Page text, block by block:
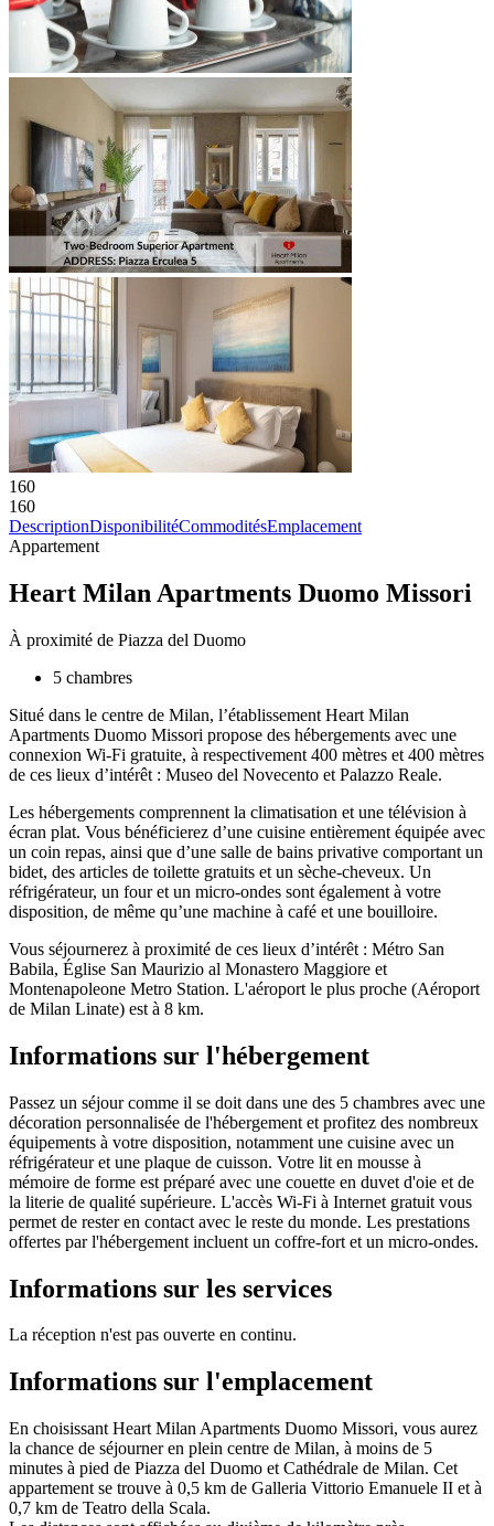
160
160
DescriptionDisponibilitéCommoditésEmplacement
Appartement
Heart Milan Apartments Duomo Missori
À proximité de Piazza del Duomo
5 chambres
Situé dans le centre de Milan, l’établissement Heart Milan
Apartments Duomo Missori propose des hébergements avec une
connexion Wi-Fi gratuite, à respectivement 400 mètres et 400 mètres
de ces lieux d’intérêt : Museo del Novecento et Palazzo Reale.
Les hébergements comprennent la climatisation et une télévision à
écran plat. Vous bénéficierez d’une cuisine entièrement équipée avec
un coin repas, ainsi que d’une salle de bains privative comportant un
bidet, des articles de toilette gratuits et un sèche-cheveux. Un
réfrigérateur, un four et un micro-ondes sont également à votre
disposition, de même qu’une machine à café et une bouilloire.
Vous séjournerez à proximité de ces lieux d’intérêt : Métro San
Babila, Église San Maurizio al Monastero Maggiore et
Montenapoleone Metro Station. L'aéroport le plus proche (Aéroport
de Milan Linate) est à 8 km.
Informations sur l'hébergement
Passez un séjour comme il se doit dans une des 5 chambres avec une
décoration personnalisée de l'hébergement et profitez des nombreux
équipements à votre disposition, notamment une cuisine avec un
réfrigérateur et une plaque de cuisson. Votre lit en mousse à
mémoire de forme est préparé avec une couette en duvet d'oie et de
la literie de qualité supérieure. L'accès Wi-Fi à Internet gratuit vous
permet de rester en contact avec le reste du monde. Les prestations
offertes par l'hébergement incluent un coffre-fort et un micro-ondes.
Informations sur les services
La réception n'est pas ouverte en continu.
Informations sur l'emplacement
En choisissant Heart Milan Apartments Duomo Missori, vous aurez
la chance de séjourner en plein centre de Milan, à moins de 5
minutes à pied de Piazza del Duomo et Cathédrale de Milan. Cet
appartement se trouve à 0,5 km de Galleria Vittorio Emanuele II et à
0,7 km de Teatro della Scala.